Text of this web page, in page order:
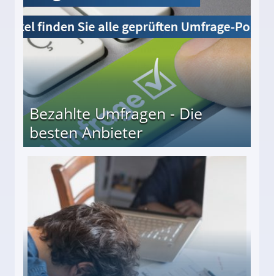
Bezahlte Umfragen - Die
besten Anbieter